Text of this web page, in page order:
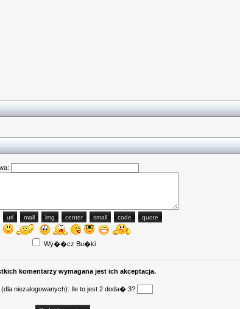
Wy��cz Bu�ki
komentarzy wymagana jest ich akceptacja.
niezalogowanych): Ile to jest 2 doda� 3?